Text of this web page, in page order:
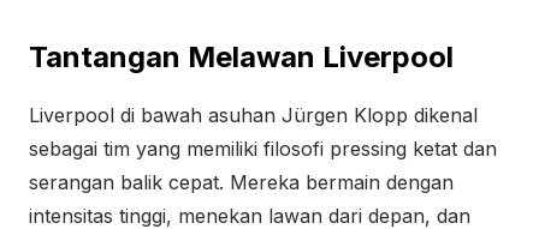
Tantangan Melawan Liverpool
Liverpool di bawah asuhan Jürgen Klopp dikenal
sebagai tim yang memiliki filosofi pressing ketat dan
serangan balik cepat. Mereka bermain dengan
intensitas tinggi, menekan lawan dari depan, dan